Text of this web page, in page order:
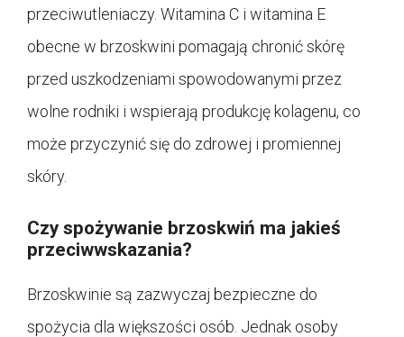
przeciwutleniaczy. Witamina C i witamina E
obecne w brzoskwini pomagają chronić skórę
przed uszkodzeniami spowodowanymi przez
wolne rodniki i wspierają produkcję kolagenu, co
może przyczynić się do zdrowej i promiennej
skóry.
Czy spożywanie brzoskwiń ma jakieś
przeciwwskazania?
Brzoskwinie są zazwyczaj bezpieczne do
spożycia dla większości osób. Jednak osoby